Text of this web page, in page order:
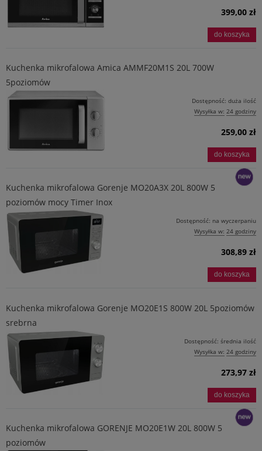
399,00 zł
do koszyka
Kuchenka mikrofalowa Amica AMMF20M1S 20L 700W
5poziomów
Dostępność: duża ilość
Wysyłka w: 24 godziny
259,00 zł
do koszyka
Kuchenka mikrofalowa Gorenje MO20A3X 20L 800W 5
poziomów mocy Timer Inox
Dostępność: na wyczerpaniu
Wysyłka w: 24 godziny
308,89 zł
do koszyka
Kuchenka mikrofalowa Gorenje MO20E1S 800W 20L 5poziomów
srebrna
Dostępność: średnia ilość
Wysyłka w: 24 godziny
273,97 zł
do koszyka
Kuchenka mikrofalowa GORENJE MO20E1W 20L 800W 5
poziomów